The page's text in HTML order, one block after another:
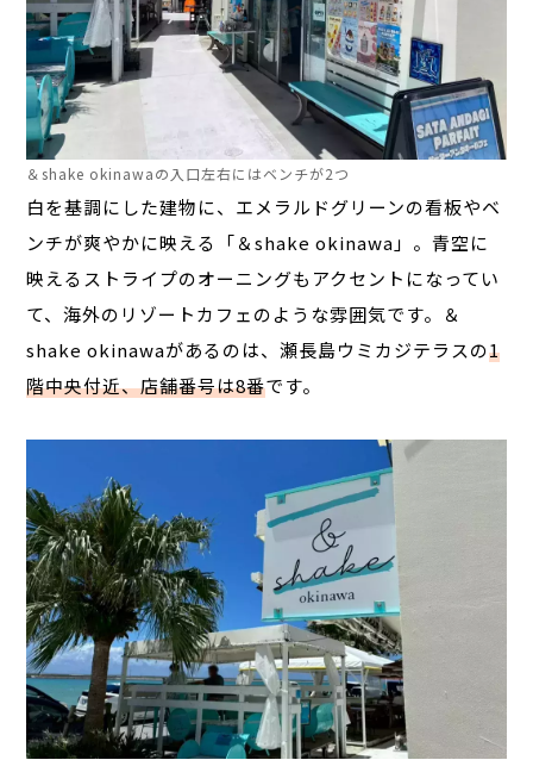
＆shake okinawaの入口左右にはベンチが2つ
白を基調にした建物に、エメラルドグリーンの看板やベ
ンチが爽やかに映える「＆shake okinawa」。青空に
映えるストライプのオーニングもアクセントになってい
て、海外のリゾートカフェのような雰囲気です。＆
shake okinawaがあるのは、瀬長島ウミカジテラスの1
階中央付近、店舗番号は8番です。